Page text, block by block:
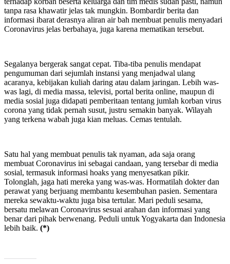
tanpa rasa khawatir jelas tak mungkin. Bombardir berita dan
informasi ibarat derasnya aliran air bah membuat penulis menyadari
Coronavirus jelas berbahaya, juga karena mematikan tersebut.
Segalanya bergerak sangat cepat. Tiba-tiba penulis mendapat
pengumuman dari sejumlah instansi yang menjadwal ulang
acaranya, kebijakan kuliah daring atau dalam jaringan. Lebih was-
was lagi, di media massa, televisi, portal berita online, maupun di
media sosial juga didapati pemberitaan tentang jumlah korban virus
corona yang tidak pernah susut, justru semakin banyak. Wilayah
yang terkena wabah juga kian meluas. Cemas tentulah.
Satu hal yang membuat penulis tak nyaman, ada saja orang
membuat Coronavirus ini sebagai candaan, yang tersebar di media
sosial, termasuk informasi hoaks yang menyesatkan pikir.
Tolonglah, jaga hati mereka yang was-was. Hormatilah dokter dan
perawat yang berjuang membantu kesembuhan pasien. Sementara
mereka sewaktu-waktu juga bisa tertular. Mari peduli sesama,
bersatu melawan Coronavirus sesuai arahan dan informasi yang
benar dari pihak berwenang. Peduli untuk Yogyakarta dan Indonesia
lebih baik. (*)